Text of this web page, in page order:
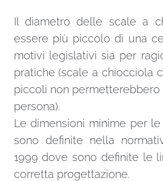
Il diametro delle scale a
essere più piccolo di una
motivi legislativi sia per
pratiche (scale a chiocciola
piccoli non permetterebbero
persona).
Le dimensioni minime per
sono definite nella
1999 dove sono definite le
corretta progettazione.